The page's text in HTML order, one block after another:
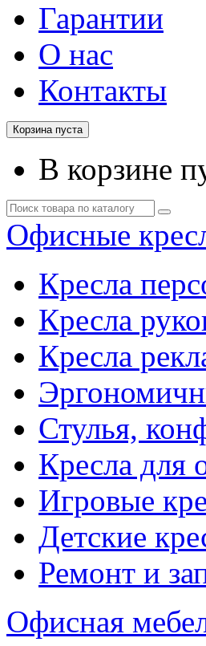
Гарантии
О нас
Контакты
Корзина пуста
В корзине
Офисные
Кресла
Кресла
Кресла
Стулья,
Кресла для
Игровые
Детские
Ремонт и
Офисная